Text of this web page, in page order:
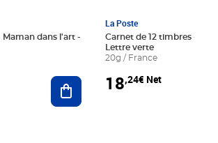
Maman dans l'art -
Ajouter au panier
La Poste
Carnet de 12 timbres - Le
Lettre verte
20g / France
18,24€ Net